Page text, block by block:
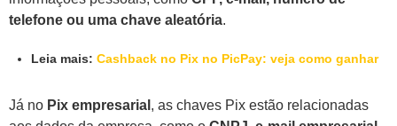
telefone ou uma chave aleatória.
Leia mais: Cashback no Pix no PicPay: veja como ganhar
Já no Pix empresarial , as chaves Pix estão relacionadas